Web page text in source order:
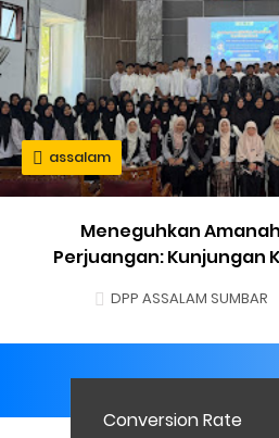
assalam
Meneguhkan
Perjuangan: Kunjungan
DPP ASSALAM SUMBAR
Conversion Rate